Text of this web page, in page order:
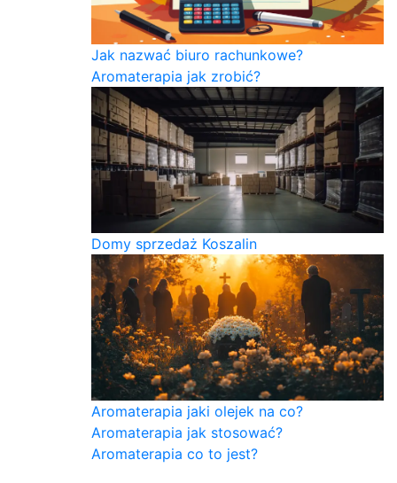
Jak nazwać biuro rachunkowe?
Aromaterapia jak zrobić?
Domy sprzedaż Koszalin
Aromaterapia jaki olejek na co?
Aromaterapia jak stosować?
Aromaterapia co to jest?